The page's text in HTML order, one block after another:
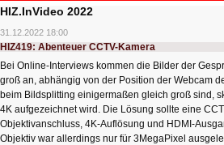
HIZ.InVideo 2022
31.12.2022 18:00
HIZ419: Abenteuer CCTV-Kamera
Bei Online-Interviews kommen die Bilder der
groß an, abhängig von der Position der Webcam
beim Bildsplitting einigermaßen gleich groß sind,
4K aufgezeichnet wird. Die Lösung sollte eine
Objektivanschluss, 4K-Auflösung und HDMI-
Objektiv war allerdings nur für 3MegaPixel